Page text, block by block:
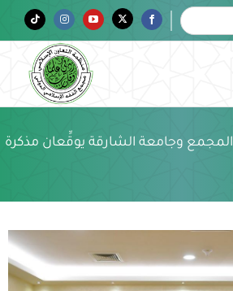
Facebook
Twitter
YouTube
Instagram
Tiktok
المجمع وجامعة الشارقة يوقِّعان مذكرة